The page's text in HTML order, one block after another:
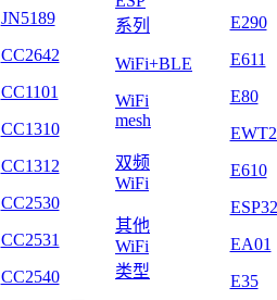
JN5189
CC2642
CC1101
CC1310
CC1312
CC2530
CC2531
CC2540
系列
WiFi+BLE
WiFi
mesh
双频
WiFi
其他
WiFi
类型
E290
E611
E80
E610
ESP32
EA01
E35